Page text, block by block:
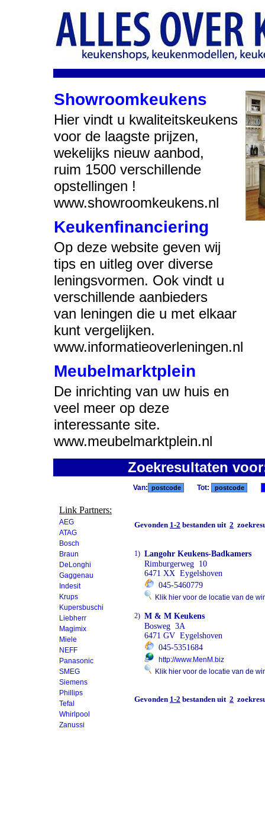
Showroomkeukens
Hier vindt u kwaliteitskeukens
voor de laagste prijzen,
wekelijks nieuw aanbod,
ruim 1500 verschillende
opstellingen !
www.showroomkeukens.nl
Keukenfinanciering
Op deze website geven wij
tips en uitleg over diverse
leningsvormen. Ook vindt u
verschillende aanbieders
van leningen die u met elkaar
kunt vergelijken.
www.informatieoverleningen.nl
Meubelmarktplein
De inrichting van uw huis en
veel meer op deze
interessante site.
www.meubelmarktplein.nl
Zoekresultaten
Link Partners:
AEG
ATAG
Bosch
Braun
DeLonghi
Gaggenau
Indesit
Krups
Kupersbuschi
Liebherr
Magimix
Miele
NEFF
Panasonic
SMEG
Siemens
Phillips
Tefal
Whirlpool
Zanussi
Van: Tot:
Gevonden 1-2 bestanden uit 2
1) Langohr Keukens-Badkamers
Rimburgerweg 10
6471 XX Eygelshoven
045-5460779
Klik hier voor de locatie van de
2) M & M Keukens
Bosweg 3A
6471 GV Eygelshoven
045-5351684
http://www.MenM.biz
Klik hier voor de locatie van de
Gevonden 1-2 bestanden uit 2